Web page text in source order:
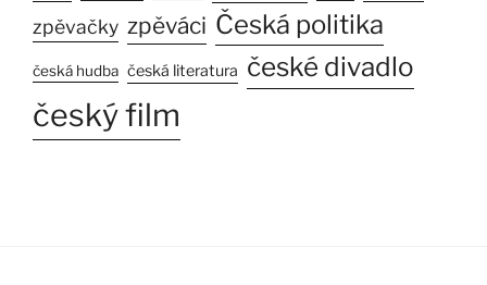
zpěvačky zpěváci Česká politika
česká hudba česká literatura české divadlo
český film